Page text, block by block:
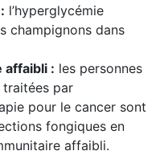
l’hyperglycémie
champignons dans
affaibli : les personnes
traitées par
pour le cancer sont
fongiques en
affaibli.